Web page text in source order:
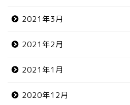
2021年3月
2021年2月
2021年1月
2020年12月